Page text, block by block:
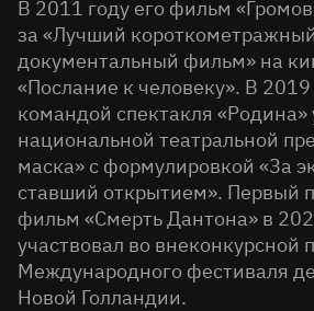
В 2011 году его фильм
за «Лучший короткометражный
документальный фильм» на
«Послание к человеку». В 2019
командой спектакля «Родина»
национальной театральной
маска» с формулировкой «За
ставший открытием». Первый
фильм «Смерть Дантона» в
участвовал во внеконкурсной
Международного фестиваля
Новой Голландии.